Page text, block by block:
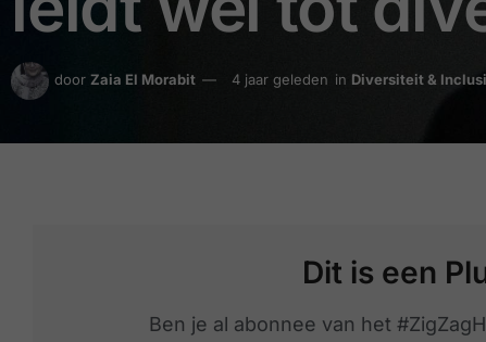
door Zaia El Morabit 4 jaar geleden in Diversiteit &
Dit is een
Ben je al abonnee van het